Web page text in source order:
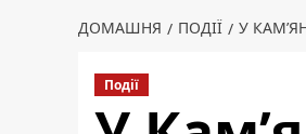
ДОМАШНЯ ПОДІЇ У
Події